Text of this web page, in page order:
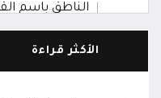
الناطق باسم
حال استمرت
05:34
الأكثر قراءة